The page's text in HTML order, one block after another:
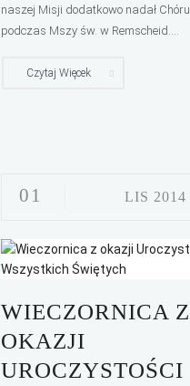
naszej Misji dodatkowo nadał Chóru
podczas Mszy św. w Remscheid....
Czytaj Więcek
01 LIS 2014
WIECZORNICA Z
OKAZJI
UROCZYSTOŚCI